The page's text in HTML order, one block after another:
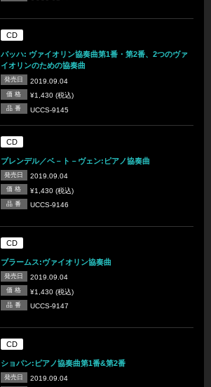
CD
バッハ: ヴァイオリン協奏曲第1番・第2番、2つのヴァ
イオリンのための協奏曲
発売日 2019.09.04
価 格 ¥1,430 (税込)
品 番 UCCS-9145
CD
ブレンデル／ベ－ト－ヴェン:ピアノ協奏曲
発売日 2019.09.04
価 格 ¥1,430 (税込)
品 番 UCCS-9146
CD
ブラームス:ヴァイオリン協奏曲
発売日 2019.09.04
価 格 ¥1,430 (税込)
品 番 UCCS-9147
CD
ショパン:ピアノ協奏曲第1番&第2番
発売日 2019.09.04